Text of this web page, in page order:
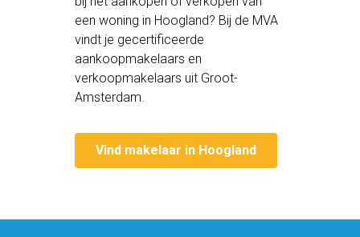
een woning in Hoogland? Bij de MVA
vindt je gecertificeerde
aankoopmakelaars en
verkoopmakelaars uit Groot-
Amsterdam.
Vind makelaar in Hoogland